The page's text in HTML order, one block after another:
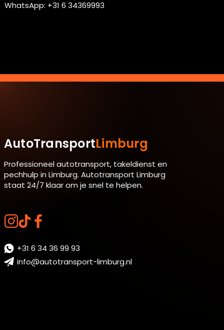
WhatsApp: +31 6 34369993
AutoTransportLimburg
Professioneel autotransport, takeldienst en
pechhulp in Limburg. Autotransport Limburg
staat 24/7 klaar om je snel te helpen.
+31 6 34 36 99 93
info@autotransport-limburg.nl